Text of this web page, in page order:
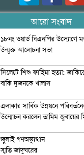
আরো সংবাদ
১৮নং ওয়ার্ড বিএনপির উদ্যোগে
উন্মুক্ত আলোচনা সভা
সিলেটে শিশু ফাহিমা হত্যা:
বাকি দুজনকে খালাস
এলাকার সার্বিক উন্নয়নে
উন্মোচন করলেন তামিম জুবায়ের
জুলাই গণঅভ্যুত্থান
স্মৃতি জাদুঘরের